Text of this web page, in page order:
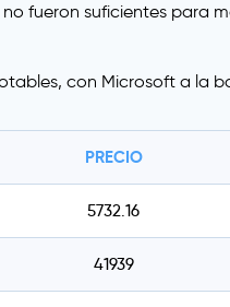
fueron suficientes para
con Microsoft a la
PRECIO
5732.16
41939